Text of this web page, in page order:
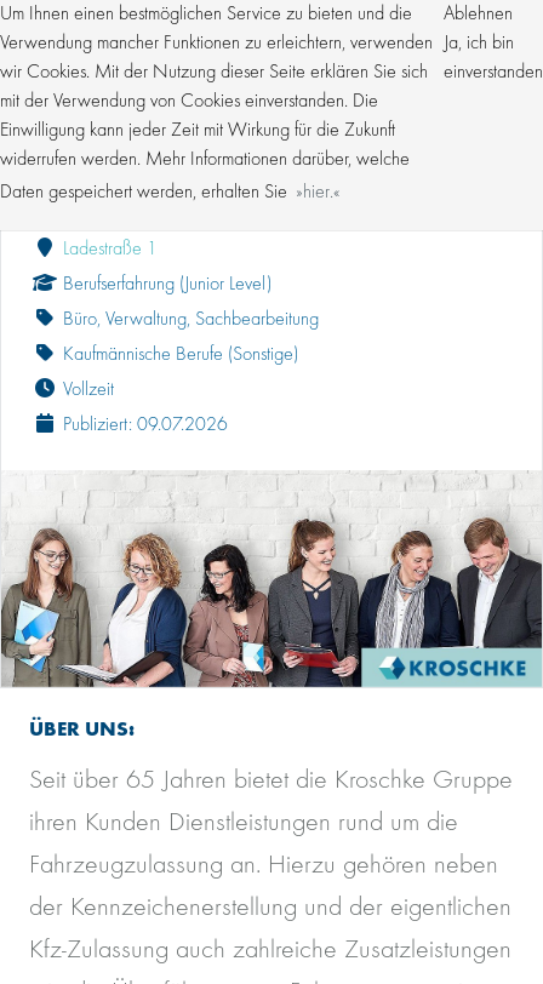
Um Ihnen einen bestmöglichen Service zu bieten und die
Verwendung mancher Funktionen zu erleichtern, verwenden
wir Cookies. Mit der Nutzung dieser Seite erklären Sie sich
mit der Verwendung von Cookies einverstanden. Die
Einwilligung kann jeder Zeit mit Wirkung für die Zukunft
widerrufen werden. Mehr Informationen darüber, welche
Daten gespeichert werden, erhalten Sie
hier.
Ablehnen
Ja, ich bin
einverstanden
KAUFMÄNNISCHER MITARBEITER (M/W/D)
DOKUMENTENMANAGEMENT
Ladestraße 1
Berufserfahrung (Junior Level)
Büro, Verwaltung, Sachbearbeitung
Kaufmännische Berufe (Sonstige)
Vollzeit
Publiziert: 09.07.2026
ÜBER UNS:
Seit über 65 Jahren bietet die Kroschke Gruppe
ihren Kunden Dienstleistungen rund um die
Fahrzeugzulassung an. Hierzu gehören neben
der Kennzeichenerstellung und der eigentlichen
Kfz-Zulassung auch zahlreiche Zusatzleistungen